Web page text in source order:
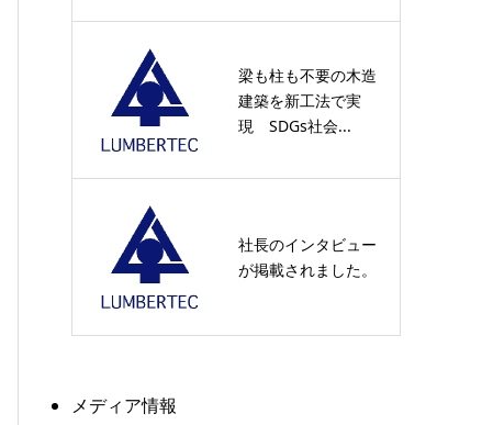
梁も柱も不要の木造
建築を新工法で実
現 SDGs社会...
社長のインタビュー
が掲載されました。
メディア情報